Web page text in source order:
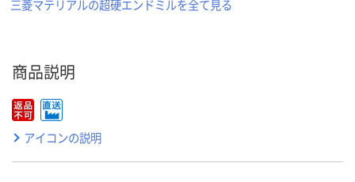
三菱マテリアルの超硬エンドミルを全て見る
商品説明
アイコンの説明